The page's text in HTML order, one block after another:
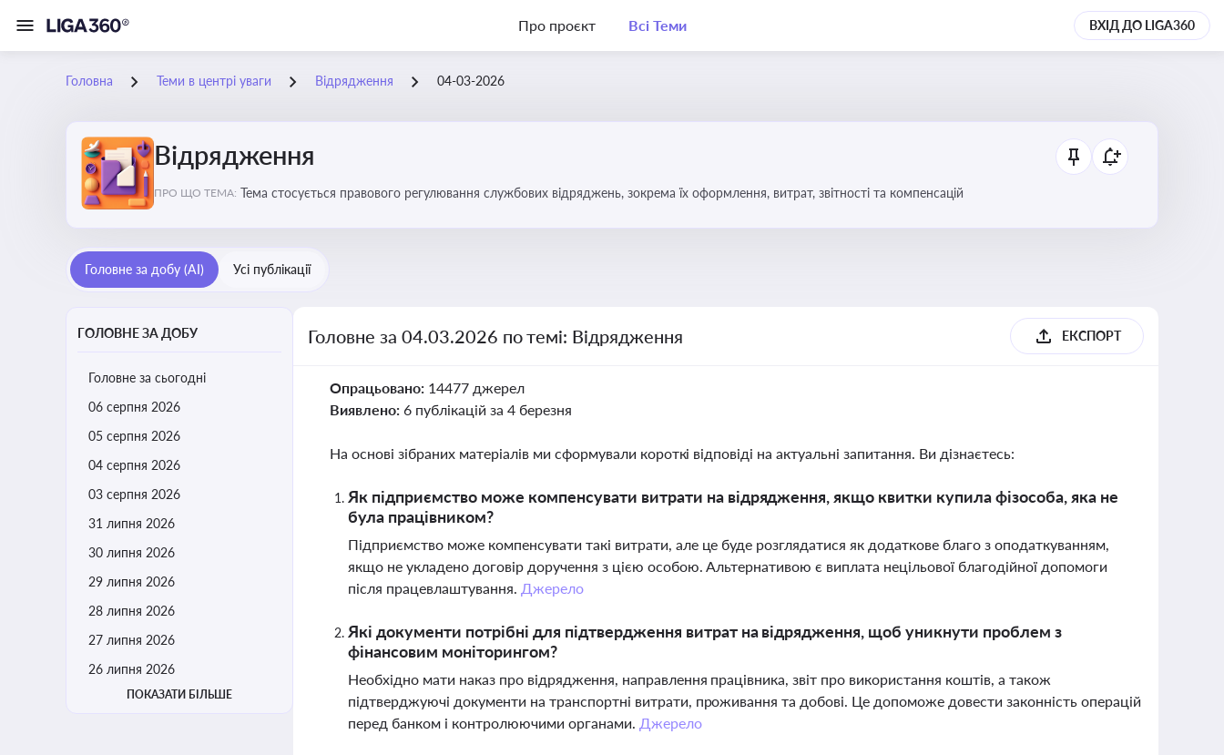
Про проєкт Всі Теми ВХІД ДО LIGA360
Головна Теми в центрі уваги Відрядження 04-03-2026
Відрядження
ПРО ЩО ТЕМА: Тема стосується правового регулювання службових відряджень, зокрема їх оформлення, витрат, звітності та компенсацій
Головне за добу (AI) Усі публікації
ГОЛОВНЕ ЗА ДОБУ
Головне за сьогодні
06 серпня 2026
05 серпня 2026
04 серпня 2026
03 серпня 2026
31 липня 2026
30 липня 2026
29 липня 2026
28 липня 2026
27 липня 2026
26 липня 2026
ПОКАЗАТИ БІЛЬШЕ
Головне за 04.03.2026 по темі: Відрядження ЕКСПОРТ
Опрацьовано: 14477 джерел
Виявлено: 6 публікацій за 4 березня
На основі зібраних матеріалів ми сформували короткі відповіді на актуальні запитання. Ви дізнаєтесь:
Як підприємство може компенсувати витрати на відрядження, якщо квитки купила фізособа, яка не
була працівником?
Підприємство може компенсувати такі витрати, але це буде розглядатися як додаткове благо з оподаткуванням,
якщо не укладено договір доручення з цією особою. Альтернативою є виплата нецільової благодійної допомоги
після працевлаштування. Джерело
Які документи потрібні для підтвердження витрат на відрядження, щоб уникнути проблем з
фінансовим моніторингом?
Необхідно мати наказ про відрядження, направлення працівника, звіт про використання коштів, а також
підтверджуючі документи на транспортні витрати, проживання та добові. Це допоможе довести законність операцій
перед банком і контролюючими органами. Джерело